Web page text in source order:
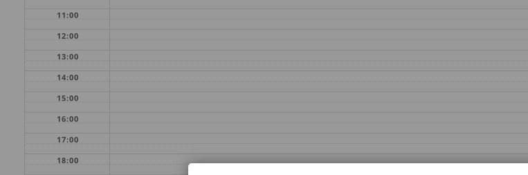
11:00
12:00
13:00
14:00
15:00
16:00
17:00
18:00